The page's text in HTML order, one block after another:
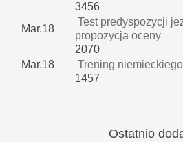
3456
Mar.18
Test predyspozycji
propozycja oceny
2070
Mar.18
Trening niemieckiego
1457
Ostatnio